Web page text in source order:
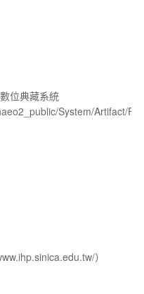
位典藏系統
System/Artifact/
）